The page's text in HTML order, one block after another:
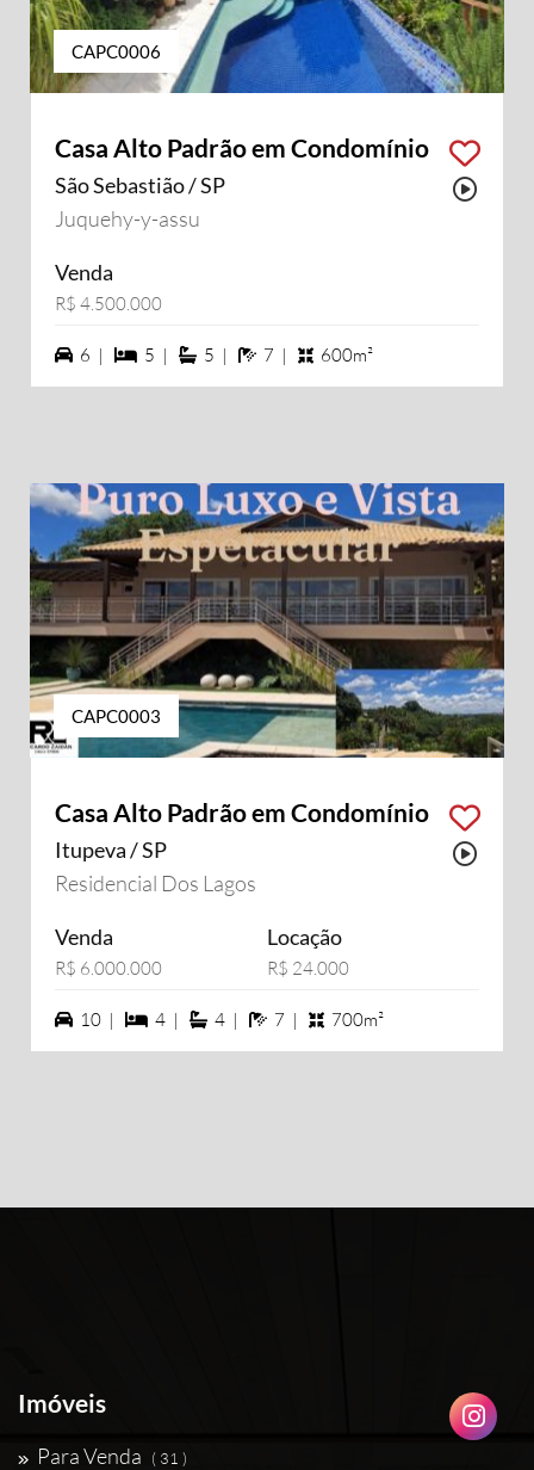
CAPC0006
Casa Alto Padrão em Condomínio
São Sebastião / SP
Juquehy-y-assu
Venda
R$ 4.500.000
6 vagas na garagem
6 | 5 dormiórios
5 | 5 suítes
5 | 7 banheiros
7 | 600m²
CAPC0003
Casa Alto Padrão em Condomínio
Itupeva / SP
Residencial Dos Lagos
Venda
R$ 6.000.000
Locação
R$ 24.000
10 vagas na garagem
10 | 4 dormiórios
4 | 4 suítes
4 | 7 banheiros
7 | 700m²
Imóveis
Para Venda ( 31 )